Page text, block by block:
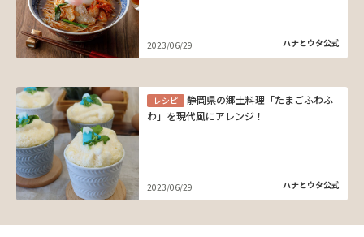
2023/06/29 ハナとウタ公式
レシピ
静岡県の郷土料理「たまごふわふ
わ」を現代風にアレンジ！
2023/06/29 ハナとウタ公式